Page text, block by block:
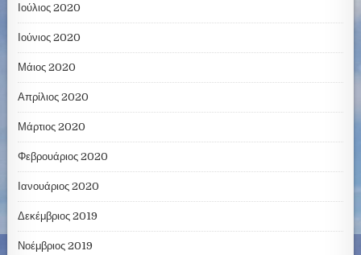
Ιούλιος 2020
Ιούνιος 2020
Μάιος 2020
Απρίλιος 2020
Μάρτιος 2020
Φεβρουάριος 2020
Ιανουάριος 2020
Δεκέμβριος 2019
Νοέμβριος 2019